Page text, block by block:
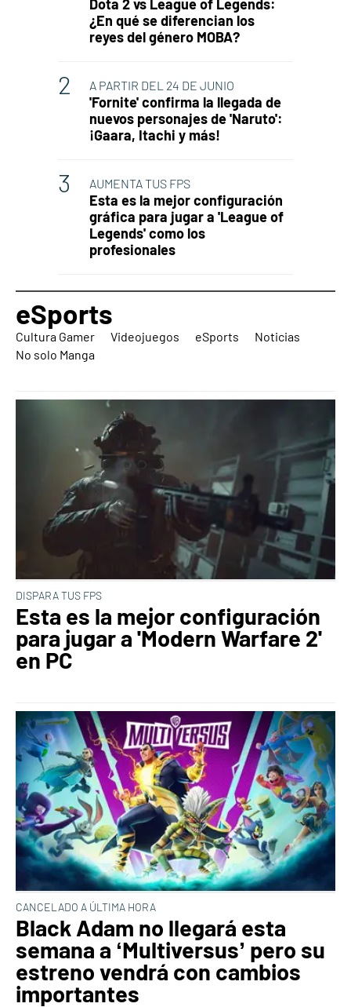
Dota 2 vs League of Legends:
¿En qué se diferencian los
reyes del género MOBA?
A PARTIR DEL 24 DE JUNIO
'Fornite' confirma la llegada de
nuevos personajes de 'Naruto':
¡Gaara, Itachi y más!
AUMENTA TUS FPS
Esta es la mejor configuración
gráfica para jugar a 'League of
Legends' como los
profesionales
eSports
Cultura Gamer Videojuegos eSports
Noticias
No solo Manga
DISPARA TUS FPS
Esta es la mejor configuración
para jugar a 'Modern Warfare 2'
en PC
CANCELADO A ÚLTIMA HORA
Black Adam no llegará esta
semana a ‘Multiversus’ pero su
estreno vendrá con cambios
importantes